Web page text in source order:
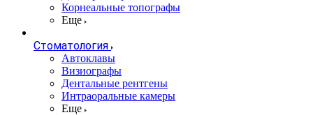
Корнеальные топографы
Еще
Стоматология
Автоклавы
Визиографы
Дентальные рентгены
Интраоральные камеры
Еще